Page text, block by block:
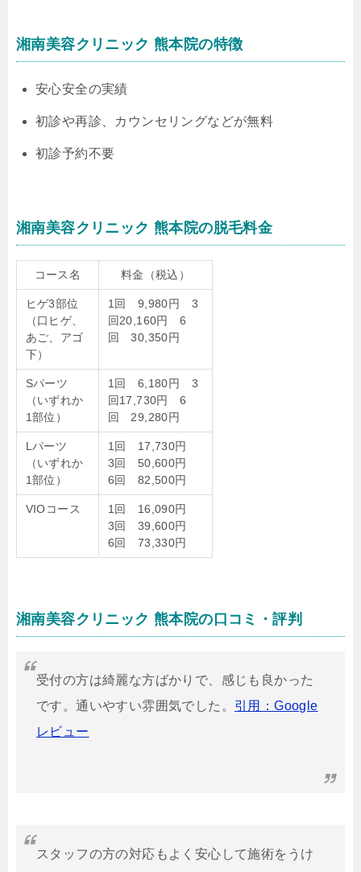
湘南美容クリニック 熊本院の特徴
安心安全の実績
初診や再診、カウンセリングなどが無料
初診予約不要
湘南美容クリニック 熊本院の脱毛料金
コース名 料金（税込）
ヒゲ3部位
（口ヒゲ、
あご、アゴ
下）
1回 9,980円 3
回20,160円 6
回 30,350円
Sパーツ
（いずれか
1部位）
1回 6,180円 3
回17,730円 6
回 29,280円
Lパーツ
（いずれか
1部位）
1回 17,730円
3回 50,600円
6回 82,500円
VIOコース
1回 16,090円
3回 39,600円
6回 73,330円
湘南美容クリニック 熊本院の口コミ・評判
受付の方は綺麗な方ばかりで、感じも良かった
です。通いやすい雰囲気でした。 引用：Google
レビュー
スタッフの方の対応もよく安心して施術をうけ